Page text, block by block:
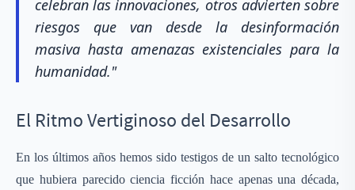
celebran las innovaciones, otros advierten sobre
riesgos que van desde la desinformación
masiva hasta amenazas existenciales para la
humanidad."
El Ritmo Vertiginoso del Desarrollo
En los últimos años hemos sido testigos de un salto tecnológico
que hubiera parecido ciencia ficción hace apenas una década,